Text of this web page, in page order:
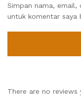
Simpan nama, email,
untuk komentar saya
There are no reviews